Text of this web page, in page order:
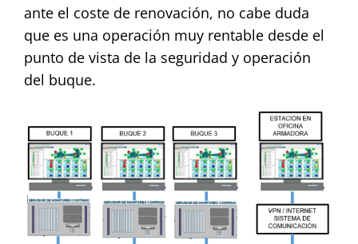
ante el coste de renovación, no cabe duda
que es una operación muy rentable desde el
punto de vista de la seguridad y operación
del buque.